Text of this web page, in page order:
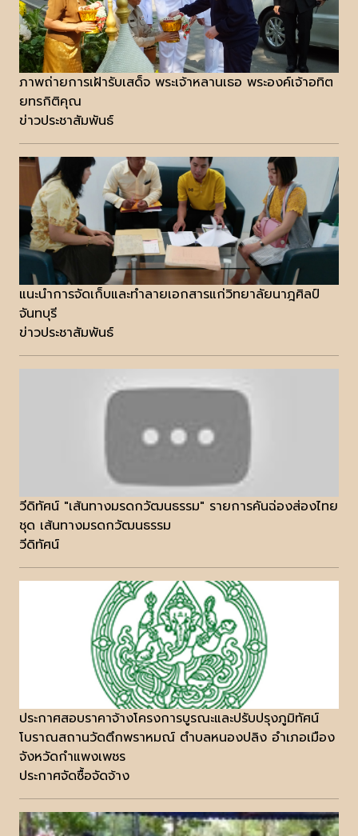
ภาพถ่ายการเฝ้ารับเสด็จ พระเจ้าหลานเธอ พระองค์เจ้าอทิต
ยทรกิติคุณ
ข่าวประชาสัมพันธ์
แนะนำการจัดเก็บและทำลายเอกสารแก่วิทยาลัยนาฎศิลป์
จันทบุรี
ข่าวประชาสัมพันธ์
วีดิทัศน์ "เส้นทางมรดกวัฒนธรรม" รายการคันฉ่องส่องไทย
ชุด เส้นทางมรดกวัฒนธรรม
วีดิทัศน์
ประกาศสอบราคาจ้างโครงการบูรณะและปรับปรุงภูมิทัศน์
โบราณสถานวัดตึกพราหมณ์ ตำบลหนองปลิง อำเภอเมือง
จังหวัดกำแพงเพชร
ประกาศจัดซื้อจัดจ้าง